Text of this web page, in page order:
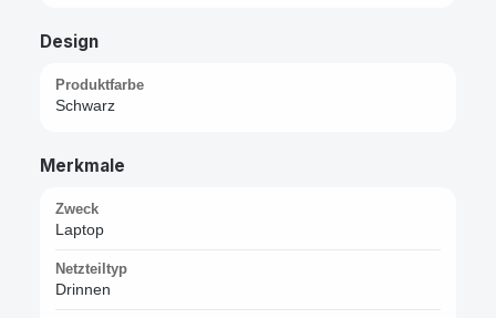
Design
Produktfarbe
Schwarz
Merkmale
Zweck
Laptop
Netzteiltyp
Drinnen